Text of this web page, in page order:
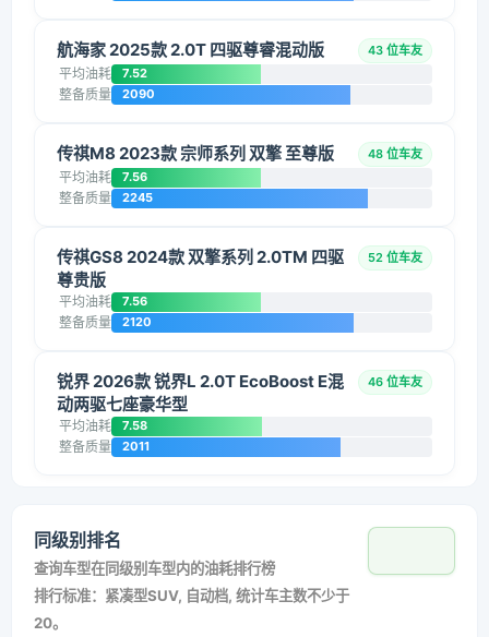
航海家 2025款 2.0T 四驱尊睿混动版 43 位车友
平均油耗 7.52
整备质量 2090
传祺M8 2023款 宗师系列 双擎 至尊版 48 位车友
平均油耗 7.56
整备质量 2245
传祺GS8 2024款 双擎系列 2.0TM 四驱
尊贵版
52 位车友
平均油耗 7.56
整备质量 2120
锐界 2026款 锐界L 2.0T EcoBoost E混
动两驱七座豪华型
46 位车友
平均油耗 7.58
整备质量 2011
同级别排名
查询车型在同级别车型内的油耗排行榜
排行标准：紧凑型SUV, 自动档, 统计车主数不少于
20。